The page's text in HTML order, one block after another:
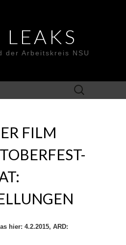
LEAKS
der Arbeitskreis NSU
Suche
nach:
FILM
hier: 4.2.2015, ARD: